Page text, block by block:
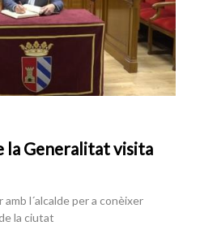
la Generalitat visita
l´alcalde per a conèixer
la ciutat